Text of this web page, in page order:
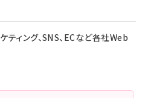
ィング、SNS、ECなど各社Web